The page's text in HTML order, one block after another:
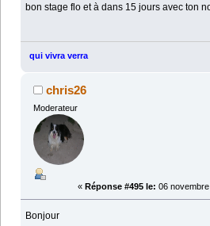
bon stage flo et à dans 15 jours avec ton
qui vivra verra
chris26
Moderateur
« Réponse #495 le: 06
Bonjour